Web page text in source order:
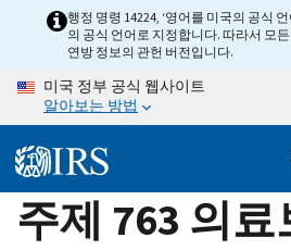
content
행정 명령 14224, ‘영어를 미국의 공식
의 공식 언어로 지정합니다. 따라서 모
연방 정보의 관헌 버전입니다.
미국 정부 공식 웹사이트
알아보는 방법
주제 763 의